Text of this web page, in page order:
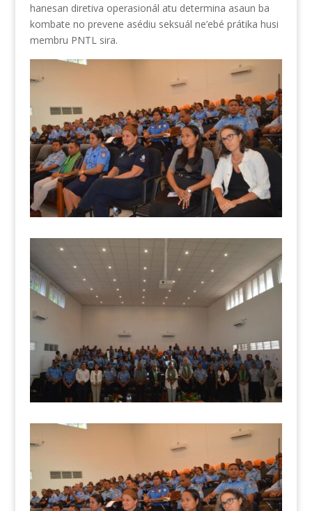
hanesan diretiva operasionál atu determina asaun ba
kombate no prevene asédiu seksuál ne’ebé prátika husi
membru PNTL sira.